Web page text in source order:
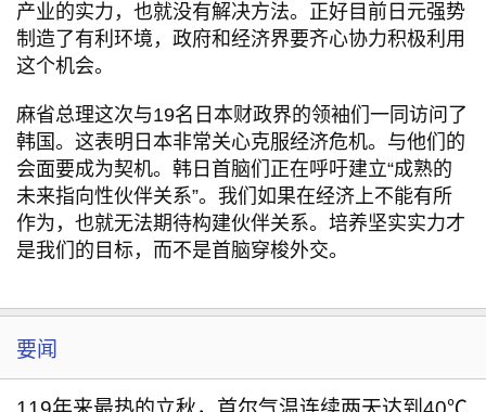
产业的实力，也就没有解决方法。正好目前日元强势
制造了有利环境，政府和经济界要齐心协力积极利用
这个机会。
麻省总理这次与19名日本财政界的领袖们一同访问了
韩国。这表明日本非常关心克服经济危机。与他们的
会面要成为契机。韩日首脑们正在呼吁建立“成熟的
未来指向性伙伴关系”。我们如果在经济上不能有所
作为，也就无法期待构建伙伴关系。培养坚实实力才
是我们的目标，而不是首脑穿梭外交。
要闻